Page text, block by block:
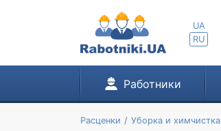
UA
RU
Работники
Расценки Уборка и химчистка